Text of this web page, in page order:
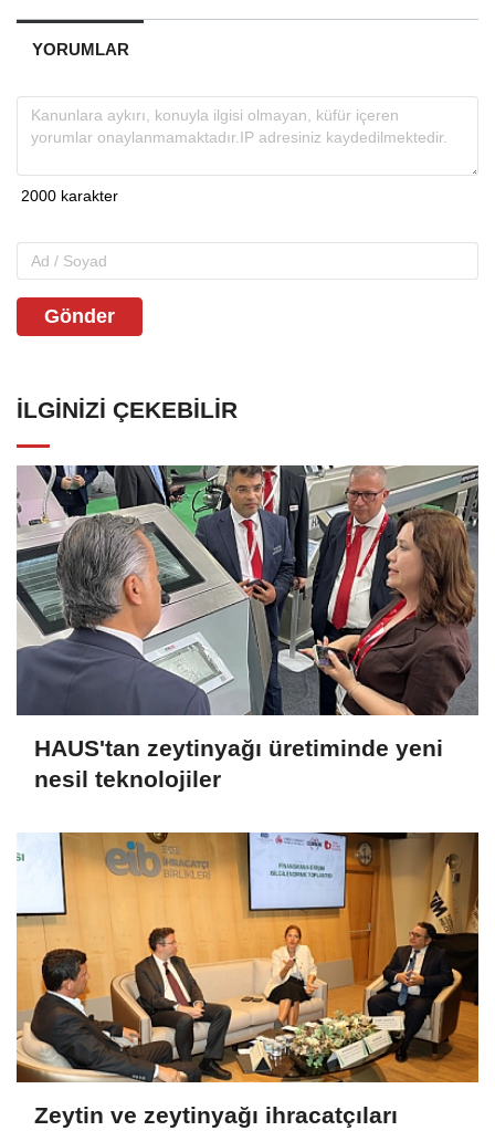
YORUMLAR
Gönder
İLGINIZI ÇEKEBILIR
HAUS'tan zeytinyağı üretiminde yeni
nesil teknolojiler
Zeytin ve zeytinyağı ihracatçıları